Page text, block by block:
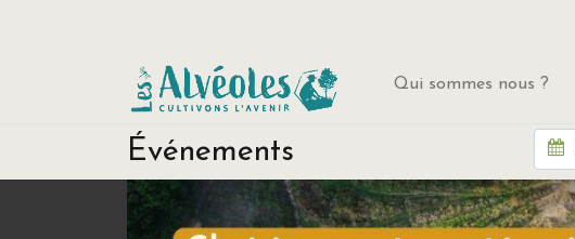
Qui sommes nous ?
Événements